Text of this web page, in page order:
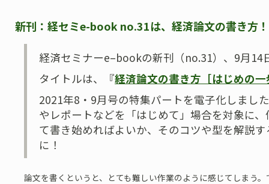
新刊：経セミe-book no.31は、経済論文の書き方
経済セミナーe–bookの新刊（no.31）、9月14
タイトルは、『経済論文の書き方［はじめの
2021年8・9月号の特集パートを電子化しまし
やレポートなどを「はじめて」場合を対象に
て書き始めればよいか、そのコツや型を解説
に！
論文を書くというと、とても難しい作業のように感じてしまう